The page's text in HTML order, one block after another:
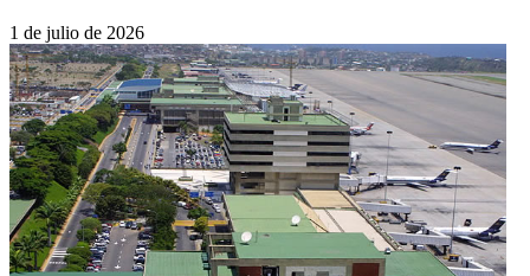
1 de julio de 2026